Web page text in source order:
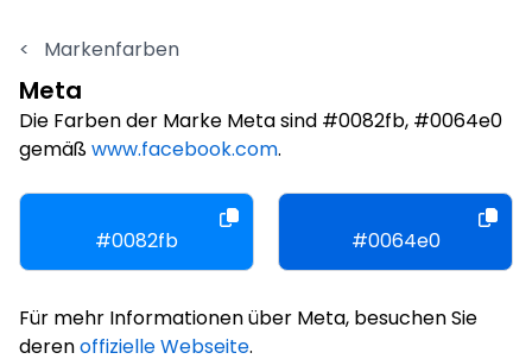
< Markenfarben
Meta
Die Farben der Marke Meta sind #0082fb, #0064e0
gemäßwww.facebook.com.
#0082fb #0064e0
Für mehr Informationen über Meta, besuchen Sie
derenoffizielle Webseite.